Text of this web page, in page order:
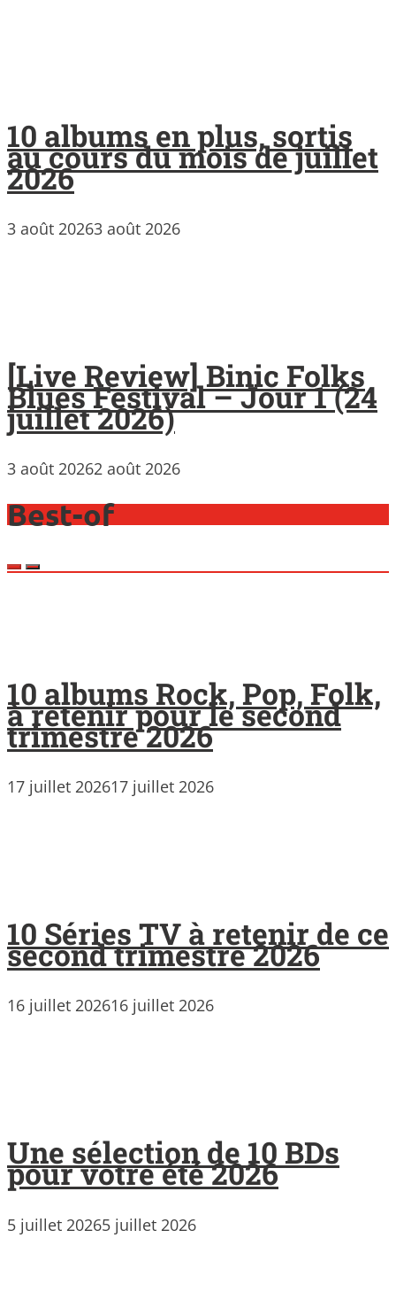
10 albums en plus, sortis
au cours du mois de juillet
2026
3 août 20263 août 2026
[Live Review] Binic Folks
Blues Festival – Jour 1 (24
juillet 2026)
3 août 20262 août 2026
Best-of
10 albums Rock, Pop, Folk,
à retenir pour le second
trimestre 2026
17 juillet 202617 juillet 2026
10 Séries TV à retenir de ce
second trimestre 2026
16 juillet 202616 juillet 2026
Une sélection de 10 BDs
pour votre été 2026
5 juillet 20265 juillet 2026